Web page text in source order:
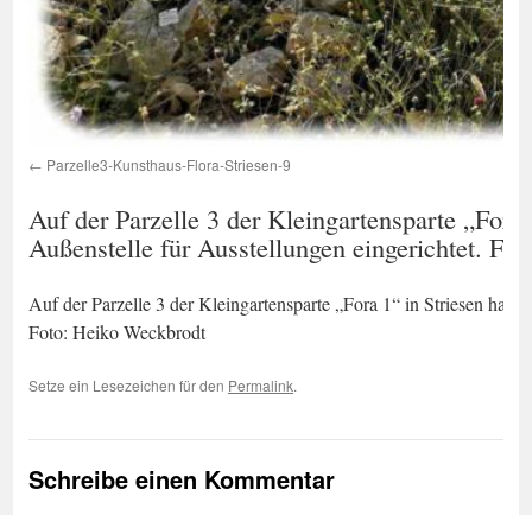
Parzelle3-Kunsthaus-Flora-Striesen-9
Auf der Parzelle 3 der Kleingartensparte
Außenstelle für Ausstellungen eingerichtet.
Auf der Parzelle 3 der Kleingartensparte „Fora 1“ in Striesen hat
Foto: Heiko Weckbrodt
Setze ein Lesezeichen für den Permalink.
Schreibe einen Kommentar